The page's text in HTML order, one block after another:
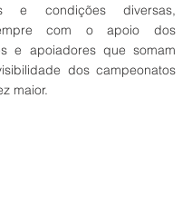
e condições diversas,
com o apoio dos
e apoiadores que somam
dos campeonatos
maior.